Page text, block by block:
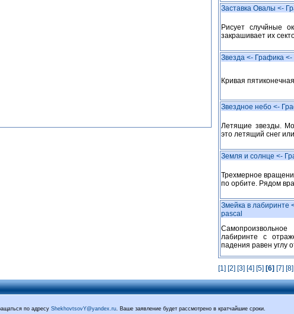
Заставка Овалы <-
Рисует случйные
закрашивает их
Звезда <- Графика
Кривая
Звездное небо <-
Летящие звезды.
это летящий снег
Земля и солнце <-
Трехмерное
по орбите. Рядом
Змейка в лабиринте
pascal
лабиринте с
падения равен углу
[1] [2] [3] [4] [5] [6] [7] [8]
по адресу ShekhovtsovY@yandex.ru. Ваше заявление будет рассмотрено в кратчайшие сроки.